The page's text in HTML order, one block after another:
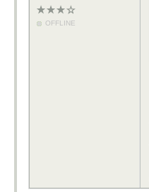
OFFLINE